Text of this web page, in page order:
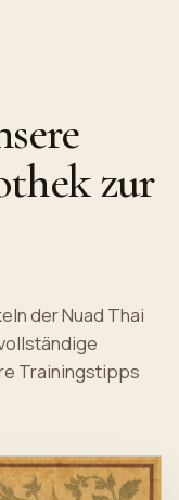
zur
der Nuad Thai
Trainingstipps